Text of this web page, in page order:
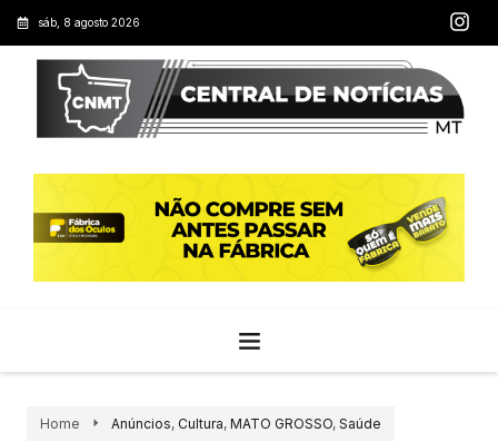
sáb, 8 agosto 2026
Home Anúncios, Cultura, MATO GROSSO, Saúde